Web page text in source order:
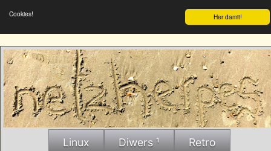
Her damit!
Cookies!
Linux Diwers ¹ Retro